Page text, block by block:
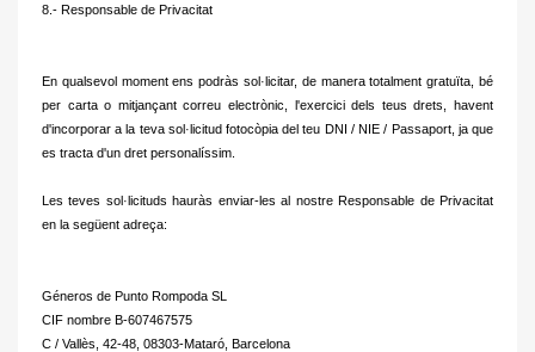
8.- Responsable de Privacitat
En qualsevol moment ens podràs sol·licitar, de manera totalment gratuïta, bé
per carta o mitjançant correu electrònic, l'exercici dels teus drets, havent
d'incorporar a la teva sol·licitud fotocòpia del teu DNI / NIE / Passaport, ja que
es tracta d'un dret personalíssim.
Les teves sol·licituds hauràs enviar-les al nostre Responsable de Privacitat
en la següent adreça:
Géneros de Punto Rompoda SL
CIF nombre B-607467575
C / Vallès, 42-48, 08303-Mataró, Barcelona